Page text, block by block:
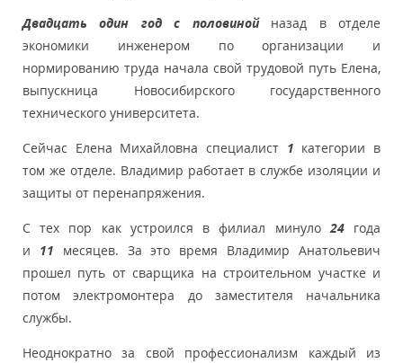
Двадцать один год с половинойназад в отделе
экономики инженером по организации и
нормированию труда начала свой трудовой путь Елена,
выпускница Новосибирского государственного
технического университета.
Сейчас Елена Михайловна специалист 1 категории в
том же отделе. Владимир работает в службе изоляции и
защиты от перенапряжения.
С тех пор как устроился в филиал минуло24года
и 11 месяцев. За это время Владимир Анатольевич
прошел путь от сварщика на строительном участке и
потом электромонтера до заместителя начальника
службы.
Неоднократно за свой профессионализм каждый из